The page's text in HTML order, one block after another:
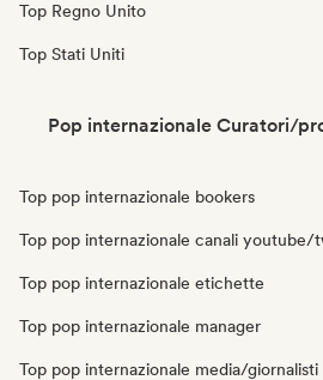
Top Regno Unito
Top Stati Uniti
Pop internazionale Curatori/
Top pop internazionale bookers
Top pop internazionale canali youtube/
Top pop internazionale etichette
Top pop internazionale manager
Top pop internazionale media/giornalisti